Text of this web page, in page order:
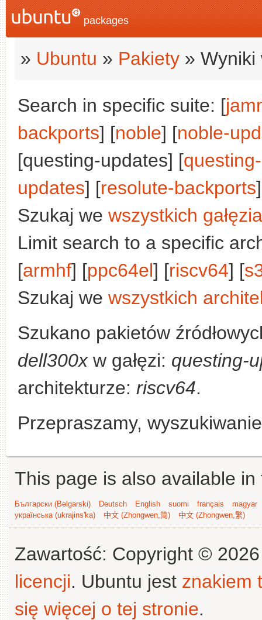
packages
» Ubuntu » Pakiety » Wyniki
Search in specific suite: [
backports] [noble] [noble-
[questing-updates] [
updates] [resolute-backports
Szukaj we wszystkich
Limit search to a specific
[armhf] [ppc64el] [riscv64] [
Szukaj we wszystkich
Szukano pakietów
dell300xw gałęzi: questing-
architekturze: riscv64.
Przepraszamy,
This page is also available
Български (Bəlgarski) Deutsch English suomi français
magyar
українська (ukrajins'ka)
中文 (Zhongwen,简) 中文 (Zhongwen,繁)
Zawartość: Copyright ©
licencji. Ubuntu jest znakiem
się więcej o tej stronie.